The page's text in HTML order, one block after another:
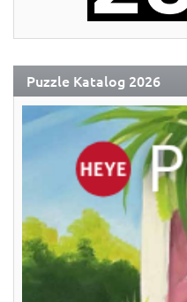
Puzzle Katalog 2026